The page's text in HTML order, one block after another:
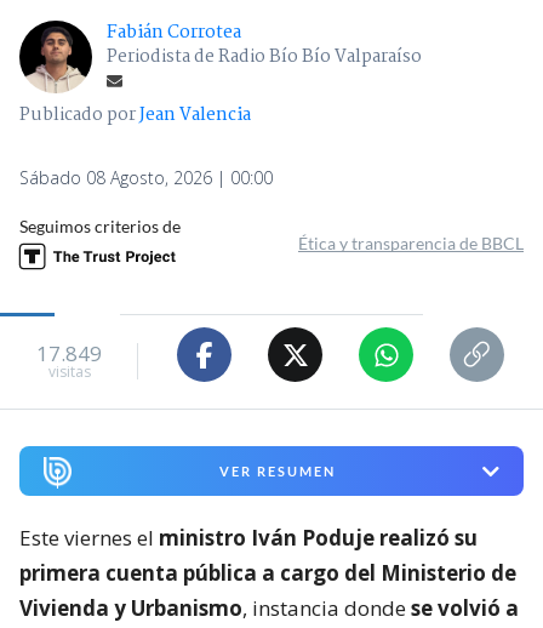
Fabián Corrotea
Periodista de Radio Bío Bío Valparaíso
Publicado porJean Valencia
Sábado 08 Agosto, 2026 | 00:00
Seguimos criterios de
Ética y transparencia de BBCL
17.849
visitas
VER RESUMEN
Este viernes el ministro Iván Poduje realizó su
primera cuenta pública a cargo del Ministerio de
Vivienda y Urbanismo, instancia dondese volvió a